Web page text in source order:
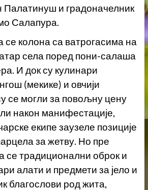
и градоначелник
Салапура.
се колона са ватрогасима на
села поред пони-салаша
И док су кулинари
(мекике) и овчији
се могли за повољну цену
након манифестације,
екипе заузеле позиције
за жетву. Но пре
се традиционални оброк и
алати и предмети за јело и
благослови род жита,